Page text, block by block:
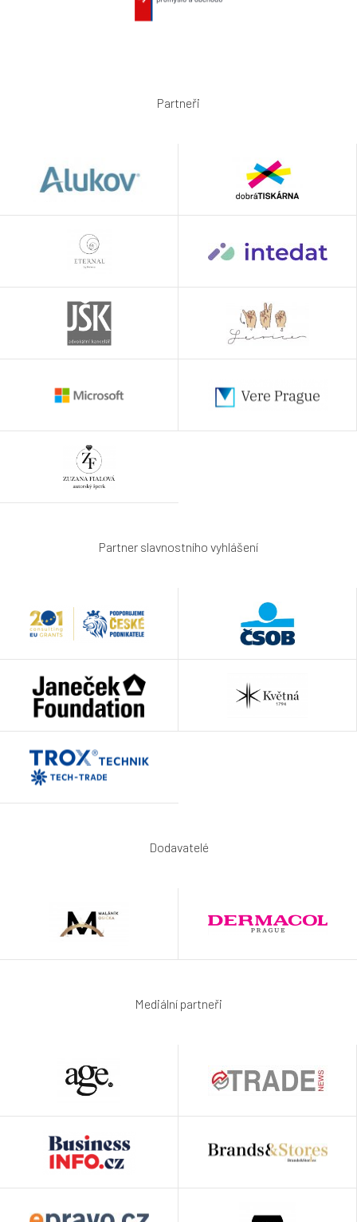
Partneři
Partner slavnostního vyhlášení
Dodavatelé
Mediální partneři